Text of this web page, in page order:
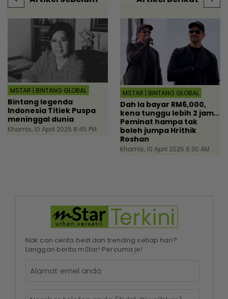
MSTAR | BINTANG GLOBAL
Bintang legenda
Indonesia Titiek Puspa
meninggal dunia
Khamis, 10 April 2025 8:45 PM
MSTAR | BINTANG GLOBAL
Dah la bayar RM6,000,
kena tunggu lebih 2 jam…
Peminat hampa tak
boleh jumpa Hrithik
Roshan
Khamis, 10 April 2025 6:30 AM
Nak cari cerita best dan trending setiap hari?
Langgan berita mStar! Percuma je!